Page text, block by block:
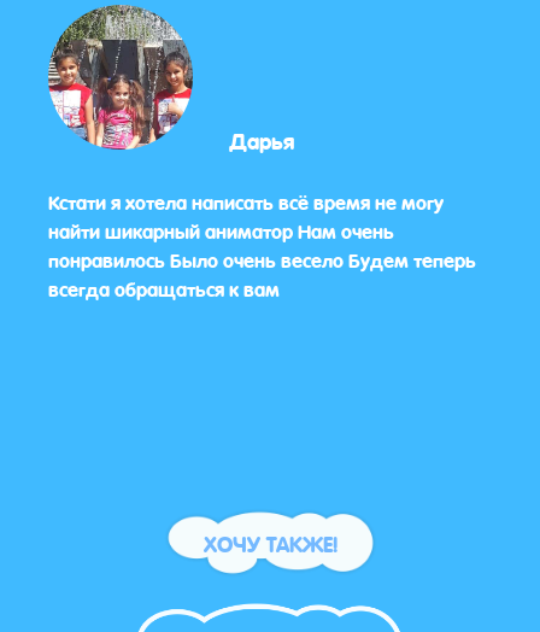
Дарья
Кстати я хотела написать всё время не могу
найти шикарный аниматор Нам очень
понравилось Было очень весело Будем теперь
всегда обращаться к вам
ХОЧУ ТАКЖЕ!